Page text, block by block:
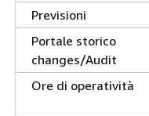
Previsioni
Portale storico
changes/Audit
Ore di operatività